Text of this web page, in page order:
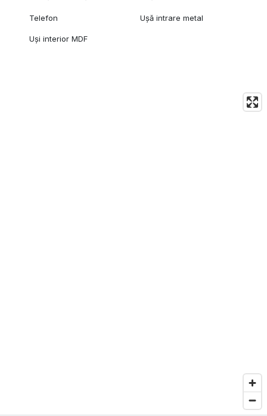
Telefon Ușă intrare metal
Uși interior MDF